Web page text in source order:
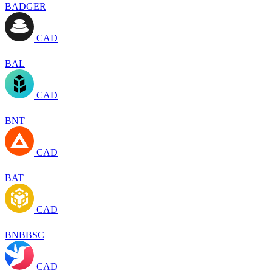
BADGER
CAD
BAL
CAD
BNT
CAD
BAT
CAD
BNBBSC
CAD